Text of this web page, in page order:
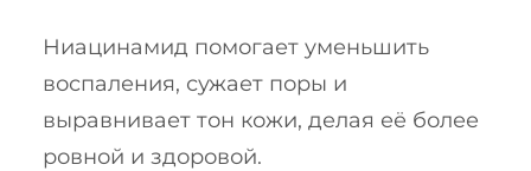
Ниацинамид помогает уменьшить
воспаления, сужает поры и
выравнивает тон кожи, делая её более
ровной и здоровой.